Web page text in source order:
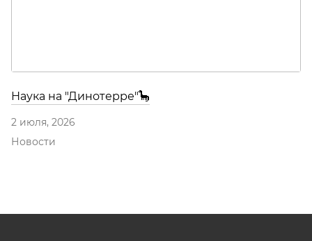
Наука на "Динотерре"🦕
2 июля, 2026
Новости